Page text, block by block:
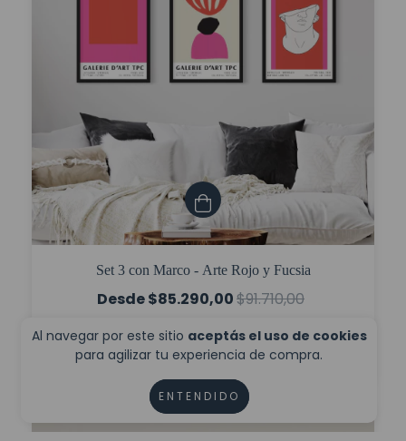
Al navegar por este sitio aceptás el uso de cookies
para agilizar tu experiencia de compra.
ENTENDIDO
Set 3 con Marco - Arte Rojo y Fucsia
$85.290,00$91.710,00
$63.967,50 Transferencia
6cuotas sin interés de$14.215,00